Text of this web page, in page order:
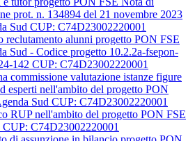
prot. n. 134894 del 21 novembre 2023
Sud CUP: C74D23002220001
reclutamento alunni progetto PON FSE
Sud - Codice progetto 10.2.2a-fsepon-
142 CUP: C74D23002220001
commissione valutazione istanze figure
esperti nell'ambito del progetto PON
Sud CUP: C74D23002220001
RUP nell'ambito del progetto PON FSE
CUP: C74D23002220001